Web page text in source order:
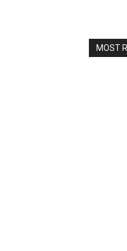
MOST